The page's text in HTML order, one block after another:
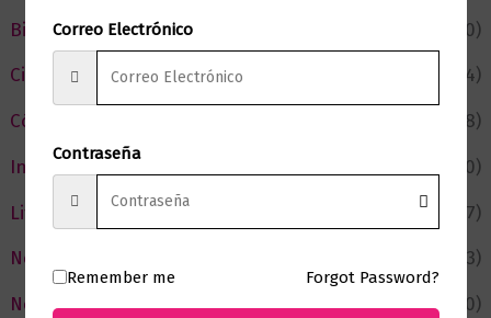
Bienestar
(230)
Ciencia y Conocimiento
(74)
Cómic y Fantasía
(88)
Infantil y Juvenil
(210)
Literatura
(367)
Negocios
(43)
Novedades
(110)
Correo Electrónico
Contraseña
Remember me Forgot Password?